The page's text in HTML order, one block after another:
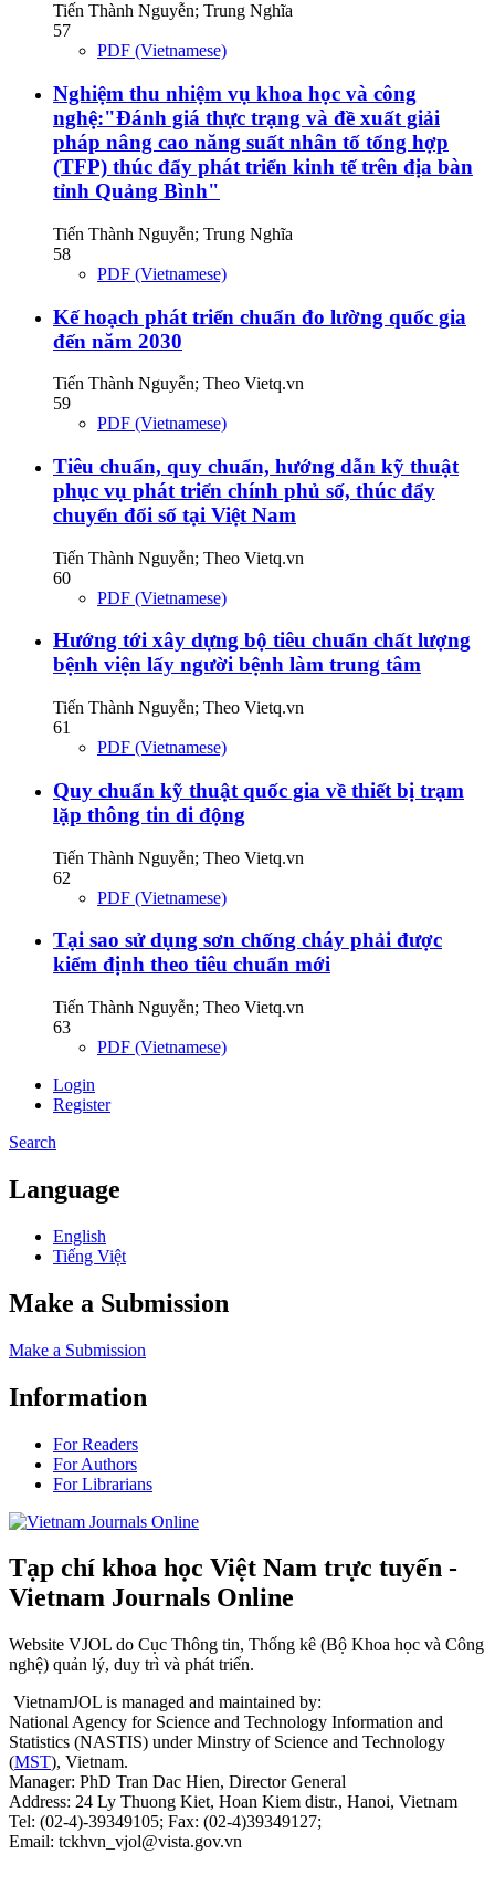
Tiến Thành Nguyễn; Trung Nghĩa
57
PDF (Vietnamese)
Nghiệm thu nhiệm vụ khoa học và công
nghệ:"Đánh giá thực trạng và đề xuất giải
pháp nâng cao năng suất nhân tố tổng hợp
(TFP) thúc đẩy phát triển kinh tế trên địa bàn
tỉnh Quảng Bình"
Tiến Thành Nguyễn; Trung Nghĩa
58
PDF (Vietnamese)
Kế hoạch phát triển chuẩn đo lường quốc gia
đến năm 2030
Tiến Thành Nguyễn; Theo Vietq.vn
59
PDF (Vietnamese)
Tiêu chuẩn, quy chuẩn, hướng dẫn kỹ thuật
phục vụ phát triển chính phủ số, thúc đẩy
chuyển đổi số tại Việt Nam
Tiến Thành Nguyễn; Theo Vietq.vn
60
PDF (Vietnamese)
Hướng tới xây dựng bộ tiêu chuẩn chất lượng
bệnh viện lấy người bệnh làm trung tâm
Tiến Thành Nguyễn; Theo Vietq.vn
61
PDF (Vietnamese)
Quy chuẩn kỹ thuật quốc gia về thiết bị trạm
lặp thông tin di động
Tiến Thành Nguyễn; Theo Vietq.vn
62
PDF (Vietnamese)
Tại sao sử dụng sơn chống cháy phải được
kiểm định theo tiêu chuẩn mới
Tiến Thành Nguyễn; Theo Vietq.vn
63
PDF (Vietnamese)
Login
Register
Search
Language
English
Tiếng Việt
Make a Submission
Make a Submission
Information
For Readers
For Authors
For Librarians
Tạp chí khoa học Việt Nam trực tuyến -
Vietnam Journals Online
Website VJOL do Cục Thông tin, Thống kê (Bộ Khoa học và Công
nghệ) quản lý, duy trì và phát triển.
VietnamJOL is managed and maintained by:
National Agency for Science and Technology Information and
Statistics (NASTIS) under Minstry of Science and Technology
(MST), Vietnam.
Manager: PhD Tran Dac Hien, Director General
Address: 24 Ly Thuong Kiet, Hoan Kiem distr., Hanoi, Vietnam
Tel: (02-4)-39349105; Fax: (02-4)39349127;
Email: tckhvn_vjol@vista.gov.vn